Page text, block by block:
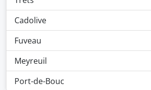
Cadolive
Fuveau
Meyreuil
Port-de-Bouc